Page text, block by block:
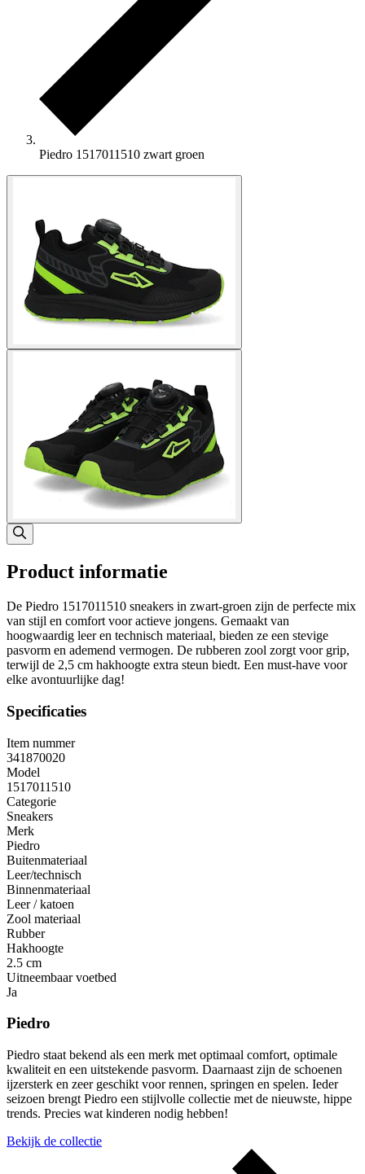
Piedro 1517011510 zwart groen
Product informatie
De Piedro 1517011510 sneakers in zwart-groen zijn de perfecte mix
van stijl en comfort voor actieve jongens. Gemaakt van
hoogwaardig leer en technisch materiaal, bieden ze een stevige
pasvorm en ademend vermogen. De rubberen zool zorgt voor grip,
terwijl de 2,5 cm hakhoogte extra steun biedt. Een must-have voor
elke avontuurlijke dag!
Specificaties
Item nummer
341870020
Model
1517011510
Categorie
Sneakers
Merk
Piedro
Buitenmateriaal
Leer/technisch
Binnenmateriaal
Leer / katoen
Zool materiaal
Rubber
Hakhoogte
2.5 cm
Uitneembaar voetbed
Ja
Piedro
Piedro staat bekend als een merk met optimaal comfort, optimale
kwaliteit en een uitstekende pasvorm. Daarnaast zijn de schoenen
ijzersterk en zeer geschikt voor rennen, springen en spelen. Ieder
seizoen brengt Piedro een stijlvolle collectie met de nieuwste, hippe
trends. Precies wat kinderen nodig hebben!
Bekijk de collectie